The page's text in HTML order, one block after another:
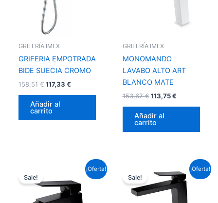
GRIFERÍA IMEX
GRIFERIA EMPOTRADA
BIDE SUECIA CROMO
158,51€ 117,33 €
Añadir al
carrito
GRIFERÍA IMEX
MONOMANDO
LAVABO ALTO ART
BLANCO MATE
153,67€ 113,75€
Añadir al
carrito
¡Oferta!
Sale!
original
95,59 €.
precio
actual
es:
70,76 €.
¡Oferta!
Sale!
precio
original
era:
153,67 €.
precio
actual
es:
113,75 €.